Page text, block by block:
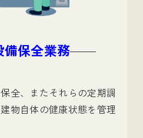
備保全業務
全、またそれらの定期調
物自体の健康状態を管理